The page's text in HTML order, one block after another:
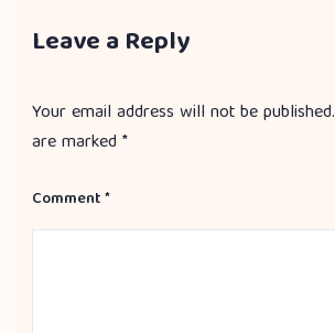
Leave a Reply
Your email address will not be published.
are marked *
Comment*